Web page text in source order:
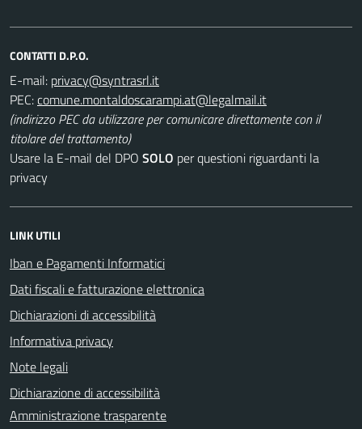
CONTATTI D.P.O.
E-mail:
PEC:
(indirizzo PEC da utilizzare per comunicare direttamente con il
titolare del trattamento)
Usare la E-mail del DPO SOLO per questioni riguardanti la
privacy
LINK UTILI
Iban e Pagamenti Informatici
Dati fiscali e fatturazione elettronica
Dichiarazioni di accessibilità
Informativa privacy
Note legali
Dichiarazione di accessibilità
Amministrazione trasparente